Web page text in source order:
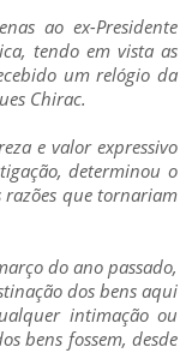
ao ex-Presidente
tendo em vista as
um relógio da
Chirac.
e valor expressivo
determinou o
que tornariam
do ano passado,
dos bens aqui
intimação ou
bens fossem, desde